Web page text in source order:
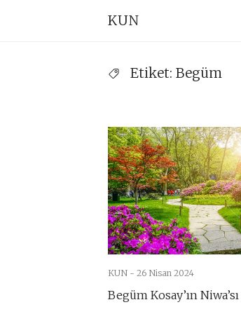
KUN
Etiket: Begüm
KUN - 26 Nisan 2024
Begüm Kosay’ın Niwa’sı